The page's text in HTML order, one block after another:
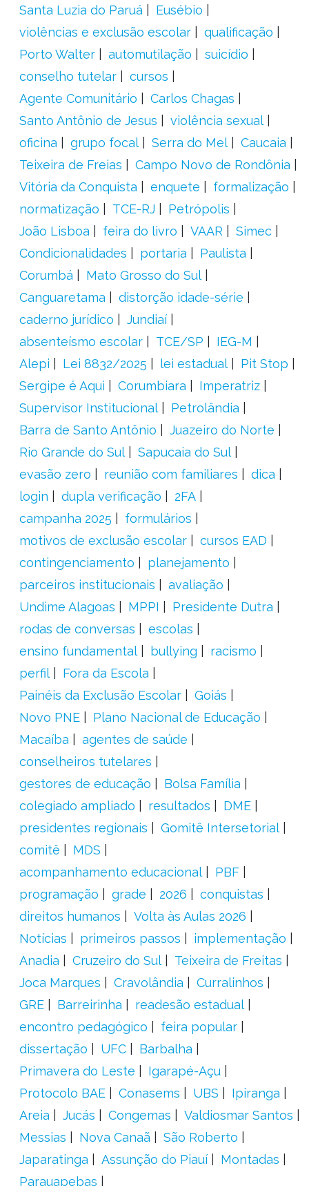
Santa Luzia do Paruá
Eusébio
violências e exclusão escolar
qualificação
Porto Walter
automutilação
suicídio
conselho tutelar
cursos
Agente Comunitário
Carlos Chagas
Santo Antônio de Jesus
violência sexual
oficina
grupo focal Serra do Mel
Caucaia
Teixeira de Freias
Campo Novo de Rondônia
Vitória da Conquista
enquete
formalização
normatização
TCE-RJ
Petrópolis
João Lisboa
feira do livro VAAR
Simec
Condicionalidades
portaria
Paulista
Corumbá
Mato Grosso do Sul
Canguaretama
distorção idade-série
caderno jurídico
Jundiaí
absenteísmo escolar
TCE/SP
IEG-M
Alepi
Lei 8832/2025 lei estadual
Pit Stop
Sergipe é Aqui
Corumbiara
Imperatriz
Supervisor Institucional
Petrolândia
Barra de Santo Antônio
Juazeiro do Norte
Rio Grande do Sul
Sapucaia do Sul
evasão zero
reunião com familiares
dica
login
dupla verificação
2FA
campanha 2025
formulários
motivos de exclusão escolar
cursos EAD
contingenciamento
planejamento
parceiros institucionais
avaliação
Undime Alagoas
MPPI
Presidente Dutra
rodas de conversas
escolas
ensino fundamental
bullying
racismo
perfil
Fora da Escola
Painéis da Exclusão Escolar
Goiás
Novo PNE
Plano Nacional de Educação
Macaíba
agentes de saúde
conselheiros tutelares
gestores de educação
Bolsa Família
colegiado ampliado
resultados
DME
presidentes regionais
Gomitê Intersetorial
comitê
MDS
acompanhamento educacional
PBF
programação
grade 2026
conquistas
direitos humanos
Volta às Aulas 2026
Notícias
primeiros passos
implementação
Anadia
Cruzeiro do Sul
Teixeira de Freitas
Joca Marques
Cravolândia
Curralinhos
GRE
Barreirinha
readesão estadual
encontro pedagógico
feira popular
dissertação
UFC
Barbalha
Primavera do Leste
Igarapé-Açu
Protocolo BAE
Conasems UBS
Ipiranga
Areia
Jucás Congemas
Valdiosmar Santos
Messias
Nova Canaã
São Roberto
Japaratinga
Assunção do Piauí
Montadas
Parauapebas